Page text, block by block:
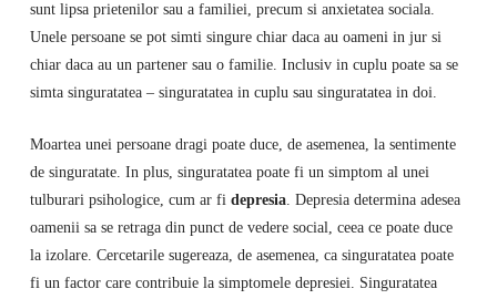
sunt lipsa prietenilor sau a familiei, precum si anxietatea sociala.
Unele persoane se pot simti singure chiar daca au oameni in jur si
chiar daca au un partener sau o familie. Inclusiv in cuplu poate sa se
simta singuratatea – singuratatea in cuplu sau singuratatea in doi.
Moartea unei persoane dragi poate duce, de asemenea, la sentimente
de singuratate. In plus, singuratatea poate fi un simptom al unei
tulburari psihologice, cum ar fi depresia. Depresia determina adesea
oamenii sa se retraga din punct de vedere social, ceea ce poate duce
la izolare. Cercetarile sugereaza, de asemenea, ca singuratatea poate
fi un factor care contribuie la simptomele depresiei. Singuratatea